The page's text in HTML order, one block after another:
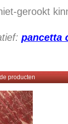
gerookt
pancetta
producten